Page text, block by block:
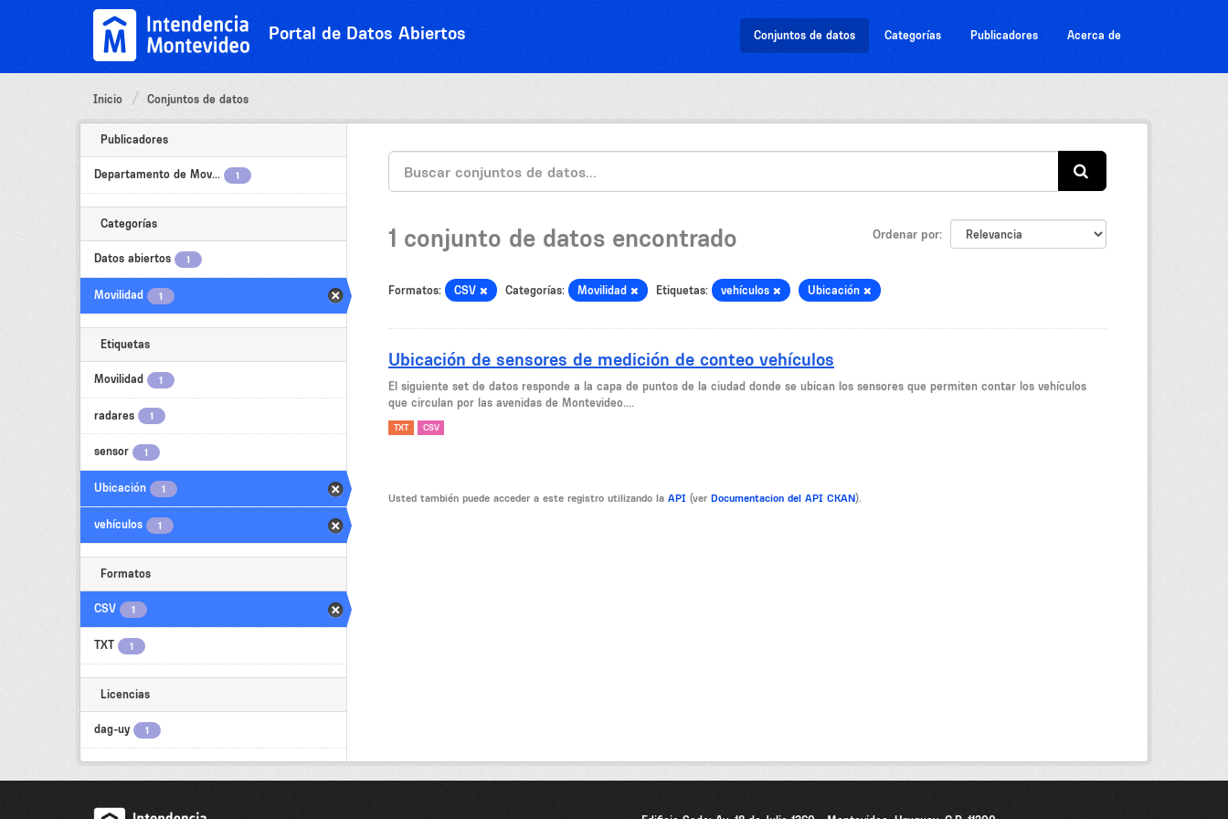
Portal de Datos Abiertos Conjuntos de datos Categorías Publicadores Acerca de
Inicio Conjuntos de datos
Publicadores
Departamento de Mov... 1
Categorías
Datos abiertos 1
Movilidad 1
Etiquetas
Movilidad 1
radares 1
sensor 1
Ubicación 1
vehículos 1
Formatos
CSV 1
TXT 1
Licencias
dag-uy 1
Ordenar por
1 conjunto de datos encontrado
Formatos: CSV Categorías: Movilidad Etiquetas: vehículos Ubicación
Ubicación de sensores de medición de conteo vehículos
El siguiente set de datos responde a la capa de puntos de la ciudad donde se ubican los sensores que permiten contar los vehículos
que circulan por las avenidas de Montevideo....
TXT CSV
Usted también puede acceder a este registro utilizando la API (ver Documentacion del API CKAN).